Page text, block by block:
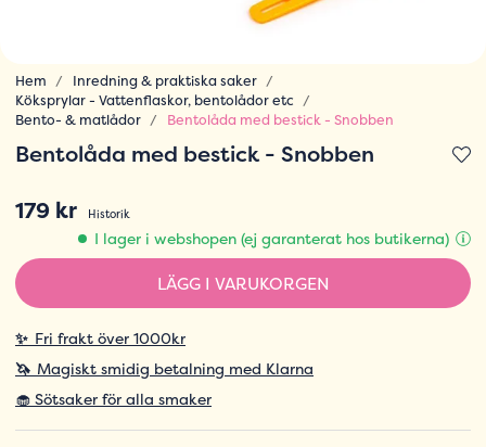
Hem
Inredning & praktiska saker
Köksprylar - Vattenflaskor, bentolådor etc
Bento- & matlådor
Bentolåda med bestick - Snobben
Bentolåda med bestick - Snobben
179 kr
Historik
I lager i webshopen (ej garanterat hos butikerna)
LÄGG I VARUKORGEN
✨ Fri frakt över 1000kr
🦄 Magiskt smidig betalning med Klarna
🧁 Sötsaker för alla smaker